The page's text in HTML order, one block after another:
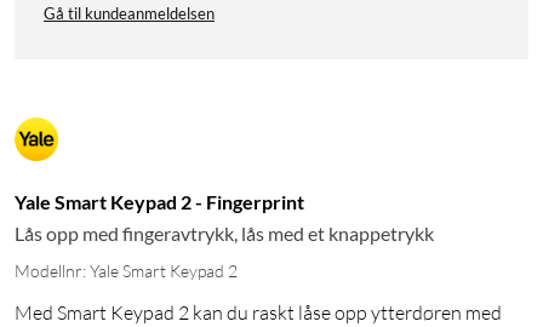
Gå til kundeanmeldelsen
Yale Smart Keypad 2 - Fingerprint
Lås opp med fingeravtrykk, lås med et knappetrykk
Modellnr: Yale Smart Keypad 2
Med Smart Keypad 2 kan du raskt låse opp ytterdøren med